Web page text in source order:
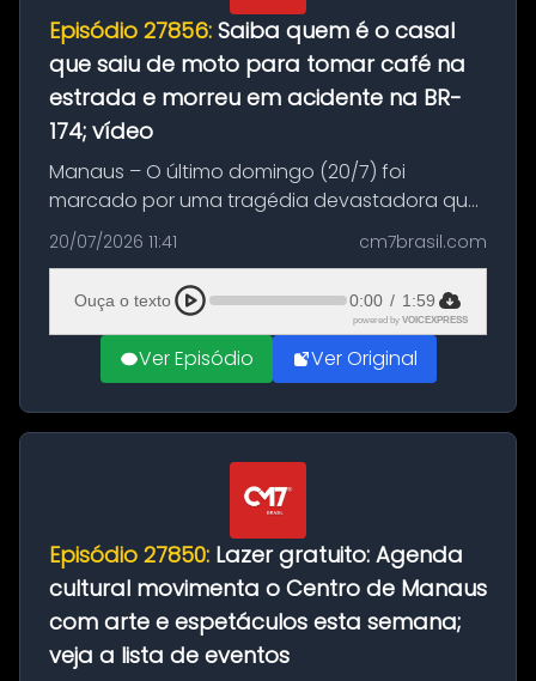
Episódio 27856: Saiba quem é o casal
que saiu de moto para tomar café na
estrada e morreu em acidente na BR-
174; vídeo
Manaus – O último domingo (20/7) foi
marcado por uma tragédia devastadora que
resultou na morte precoce de dois jovens na
BR-174, na zona rural de Manaus. Um passeio
com destino a um típico café regio...
20/07/2026 11:41 cm7brasil.com
Ouça o texto 0:00 / 1:59
powered by VOICEXPRESS
Ver Episódio Ver Original
Episódio 27850: Lazer gratuito: Agenda
cultural movimenta o Centro de Manaus
com arte e espetáculos esta semana;
veja a lista de eventos